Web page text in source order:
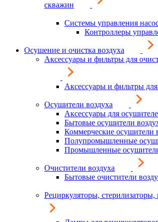
скважин
Системы управления
Контроллеры
Осушение и очистка воздуха
Аксессуары и фильтры для
Аксессуары и фильтры
Осушители воздуха
Аксессуары для
Бытовые осушители
Коммерческие осушители
Полупромышленные
Промышленные
Очистители воздуха
Бытовые очистители
Рециркуляторы, стерилизаторы,